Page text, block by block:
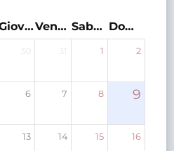
Giovedì Venerdì Sabato Domenica
30 31 1 2
6 7 8 9
13 14 15 16